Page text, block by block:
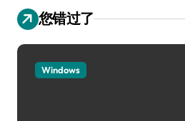
您错过了
Windows